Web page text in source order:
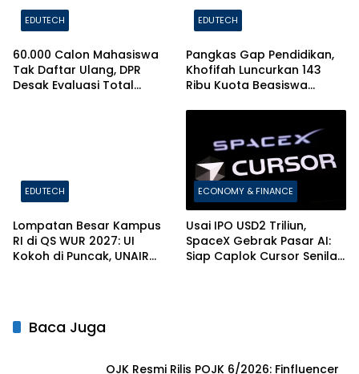
EDUTECH
60.000 Calon Mahasiswa
Tak Daftar Ulang, DPR
Desak Evaluasi Total
EDUTECH
Pangkas Gap Pendidikan,
Khofifah Luncurkan 143
Ribu Kuota Beasiswa
Jatim
EDUTECH
Lompatan Besar Kampus
RI di QS WUR 2027: UI
Kokoh di Puncak, UNAIR
ECONOMY & FINANCE
Usai IPO USD2 Triliun,
SpaceX Gebrak Pasar AI:
Siap Caplok Cursor Senilai
Baca Juga
OJK Resmi Rilis POJK 6/2026: Finfluencer